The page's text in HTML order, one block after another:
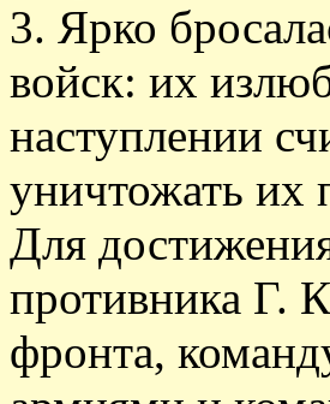
3. Ярко
войск: их
наступлении
уничтожать их
Для
противника Г.
фронта,